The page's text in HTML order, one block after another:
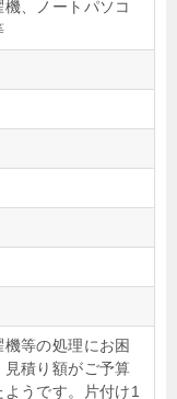
、ノートパソコ
等の処理にお困
見積り額がご予算
うです。片付け1